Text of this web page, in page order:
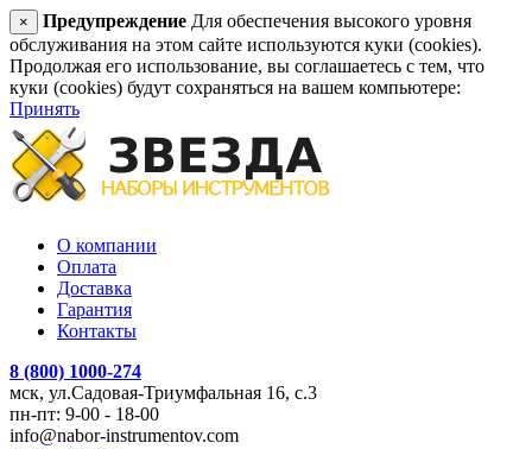
× Предупреждение Для обеспечения высокого уровня
обслуживания на этом сайте используются куки (cookies).
Продолжая его использование, вы соглашаетесь с тем, что
куки (cookies) будут сохраняться на вашем компьютере:
Принять
О компании
Оплата
Доставка
Гарантия
Контакты
8 (800) 1000-274
мск, ул.Садовая-Триумфальная 16, с.3
пн-пт: 9-00 - 18-00
info@nabor-instrumentov.com